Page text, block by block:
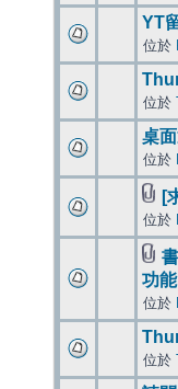
YT
位於
位於
桌
位於
[
位於
功能
位於
位於